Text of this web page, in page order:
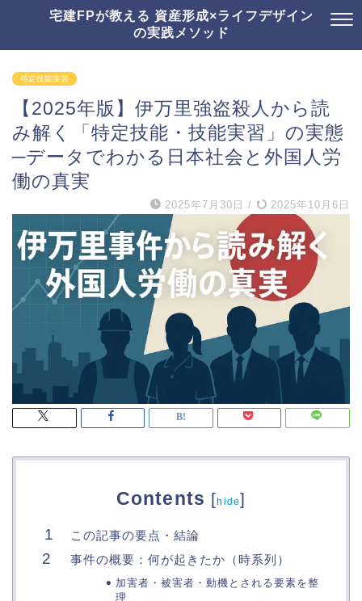
宅建FPが教える 資産形成×ライフデザイン
の実践メソッド
特定技能実習
【2025年版】伊万里強盗殺人から読
み解く「特定技能・技能実習」の実態
─データでわかる日本社会と外国人労
働の真実
2025年7月30日 / 2025年10月6日
Contents [hide]
この記事の要点・結論
事件の概要：何が起きたか（時系列）
加害者・被害者・動機とされる要素を整
理